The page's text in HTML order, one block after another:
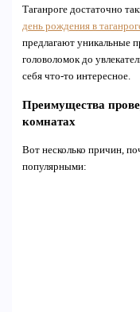
Таганроге достаточно
день рождения в
предлагают уникальные
головоломок до
себя что-то интересное.
Преимущества
комнатах
Вот несколько причин,
популярными: